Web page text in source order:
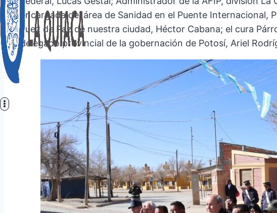
encargada del área de Sanidad en el Puente
Juez de Paz de nuestra ciudad, Héctor Cabana; el cura
delegado provincial de la gobernación de Potosí, Ariel